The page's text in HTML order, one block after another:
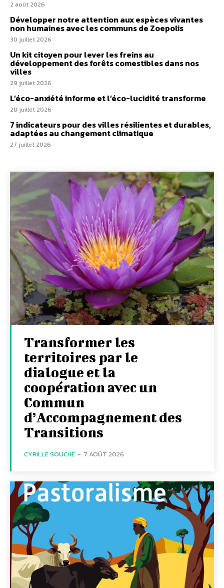
2 août 2026
Développer notre attention aux espèces vivantes
non humaines avec les communs de Zoepolis
30 juillet 2026
Un kit citoyen pour lever les freins au
développement des forêts comestibles dans nos
villes
29 juillet 2026
L’éco-anxiété informe et l’éco-lucidité transforme
28 juillet 2026
7 indicateurs pour des villes résilientes et durables,
adaptées au changement climatique
27 juillet 2026
Transformer les
territoires par le
dialogue et la
coopération avec un
Commun
d’Accompagnement des
Transitions
CYRILLE SOUCHE - 7 AOÛT 2026